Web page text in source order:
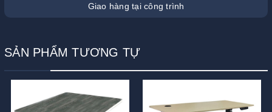
Giao hàng tại công trình
SẢN PHẨM TƯƠNG TỰ